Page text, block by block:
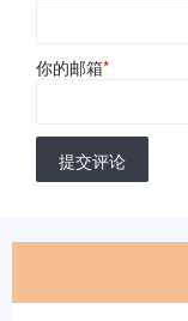
你的邮箱*
提交评论